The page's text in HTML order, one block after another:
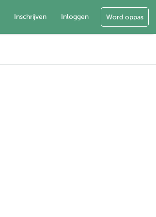
Inschrijven Inloggen Word oppas